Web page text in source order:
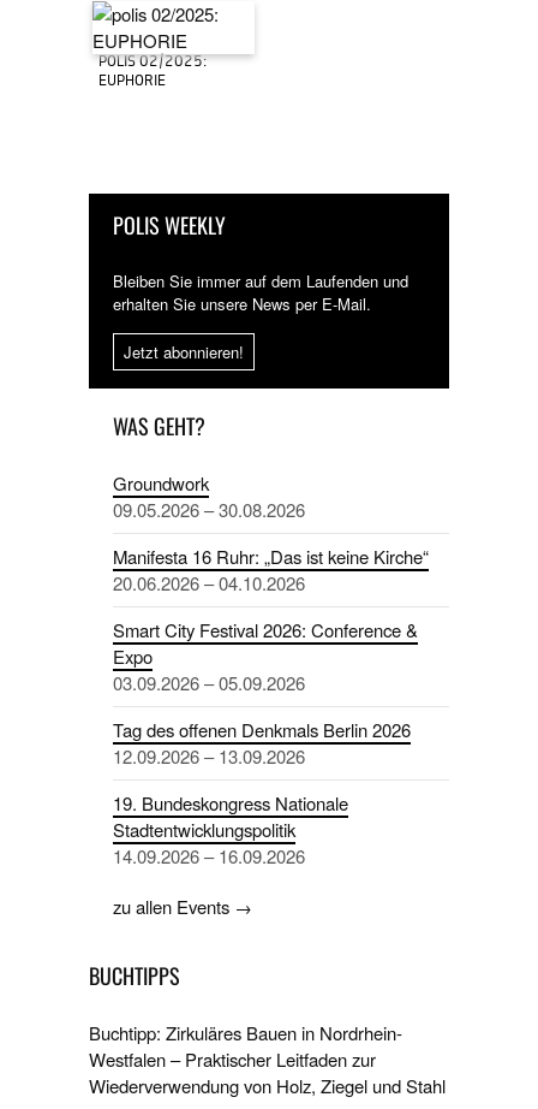
POLIS 02/2025:
EUPHORIE
POLIS WEEKLY
Bleiben Sie immer auf dem Laufenden und
erhalten Sie unsere News per E-Mail.
Jetzt abonnieren!
WAS GEHT?
Groundwork
09.05.2026 – 30.08.2026
Manifesta 16 Ruhr: „Das ist keine Kirche“
20.06.2026 – 04.10.2026
Smart City Festival 2026: Conference &
Expo
03.09.2026 – 05.09.2026
Tag des offenen Denkmals Berlin 2026
12.09.2026 – 13.09.2026
19. Bundeskongress Nationale
Stadtentwicklungspolitik
14.09.2026 – 16.09.2026
zu allen Events →
BUCHTIPPS
Buchtipp: Zirkuläres Bauen in Nordrhein-
Westfalen – Praktischer Leitfaden zur
Wiederverwendung von Holz, Ziegel und Stahl